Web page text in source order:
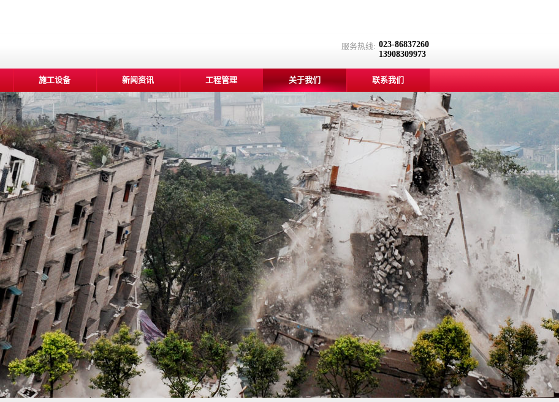
服务热线: 023-86837260
13908309973
施工设备 新闻资讯 工程管理 关于我们 联系我们